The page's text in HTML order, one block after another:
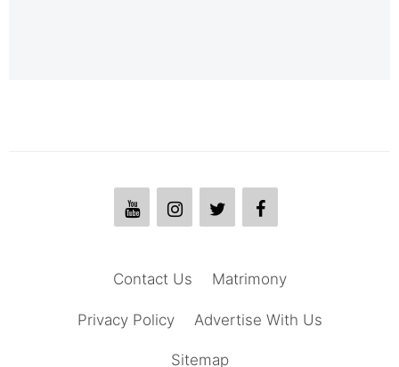
Matrimony
Contact Us
Advertise With Us
Privacy Policy
Sitemap